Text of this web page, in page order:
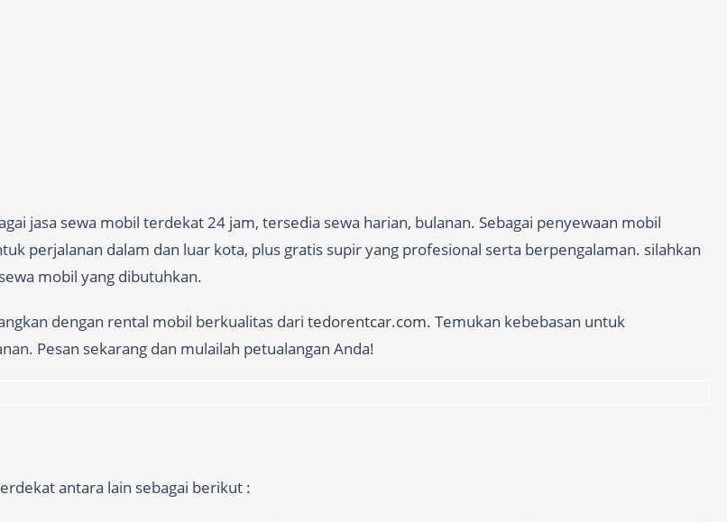
jasa sewa mobil terdekat 24 jam, tersedia sewa harian, bulanan. Sebagai penyewaan mobil
perjalanan dalam dan luar kota, plus gratis supir yang profesional serta berpengalaman. silahkan
mobil yang dibutuhkan.
dengan rental mobil berkualitas dari tedorentcar.com. Temukan kebebasan untuk
Pesan sekarang dan mulailah petualangan Anda!
antara lain sebagai berikut :